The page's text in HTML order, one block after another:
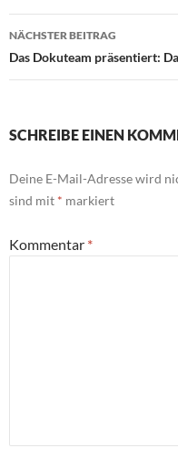
NÄCHSTER BEITRAG
Das Dokuteam präsentiert:
SCHREIBE EINEN
Deine E-Mail-Adresse wird
sind mit * markiert
Kommentar *